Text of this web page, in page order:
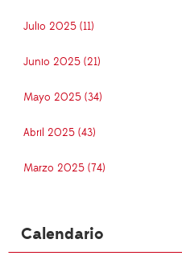
Julio 2025 (11)
Junio 2025 (21)
Mayo 2025 (34)
Abril 2025 (43)
Marzo 2025 (74)
Calendario